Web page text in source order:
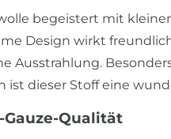
begeistert mit
Design wirkt
Ausstrahlung.
ist dieser Stoff eine
Qualität